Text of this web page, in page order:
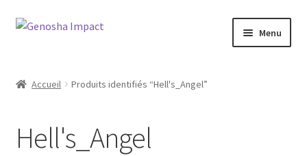
Aller
navigation
Aller
Menu
Checkout
Accueil Produits identifiés “Hell's_Angel”
Hell's_Angel